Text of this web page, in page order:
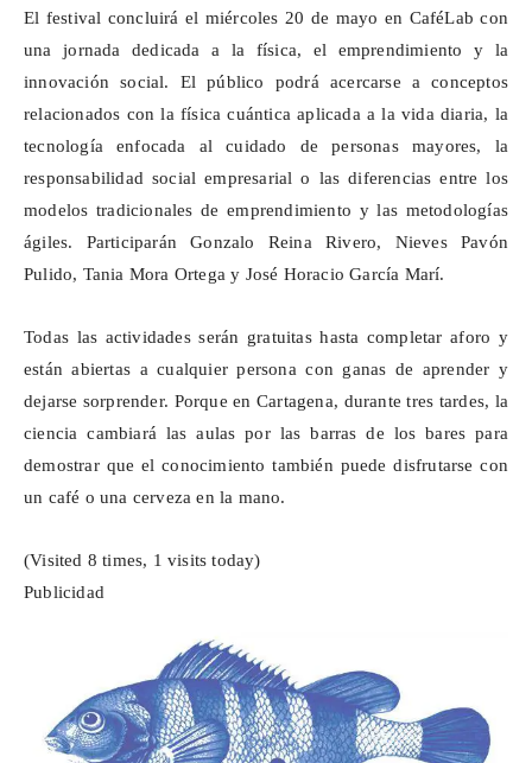
El festival concluirá el miércoles 20 de mayo en CaféLab con
una jornada dedicada a la física, el emprendimiento y la
innovación social. El público podrá acercarse a conceptos
relacionados con la física cuántica aplicada a la vida diaria, la
tecnología enfocada al cuidado de personas mayores, la
responsabilidad social empresarial o las diferencias entre los
modelos tradicionales de emprendimiento y las metodologías
ágiles. Participarán Gonzalo Reina Rivero, Nieves Pavón
Pulido, Tania Mora Ortega y José Horacio García Marí.
Todas las actividades serán gratuitas hasta completar aforo y
están abiertas a cualquier persona con ganas de aprender y
dejarse sorprender. Porque en Cartagena, durante tres tardes, la
ciencia cambiará las aulas por las barras de los bares para
demostrar que el conocimiento también puede disfrutarse con
un café o una cerveza en la mano.
(Visited 8 times, 1 visits today)
Publicidad